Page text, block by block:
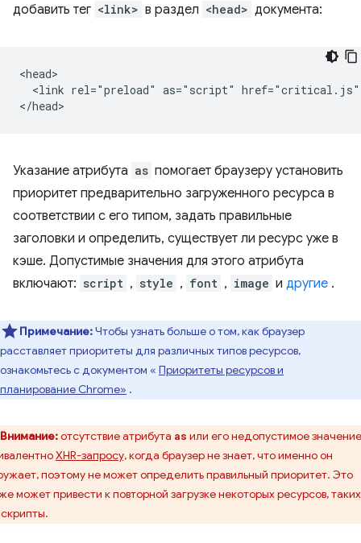
добавить тег <link> в раздел <head> документа:
<head>
<link rel="preload" as="script"
Указание атрибута as помогает браузеру установить
приоритет предварительно загруженного ресурса в
соответствии с его типом, задать правильные
заголовки и определить, существует ли ресурс уже в
кэше. Допустимые значения для этого атрибута
включают: script , style , font , image и другие .
Примечание:Чтобы узнать больше о том, как браузер
расставляет приоритеты для различных типов ресурсов,
ознакомьтесь с документом « Приоритеты ресурсов и
планирование Chrome» .
Внимание:отсутствие атрибута as или его недопустимое значение
XHR-запросу,когда браузер не знает, что именно он
поэтому не может определить правильный приоритет. Это
может привести к повторной загрузке некоторых ресурсов, таких